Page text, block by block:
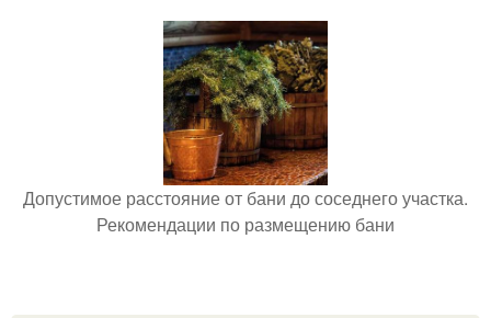
Допустимое расстояние от бани до соседнего участка.
Рекомендации по размещению бани